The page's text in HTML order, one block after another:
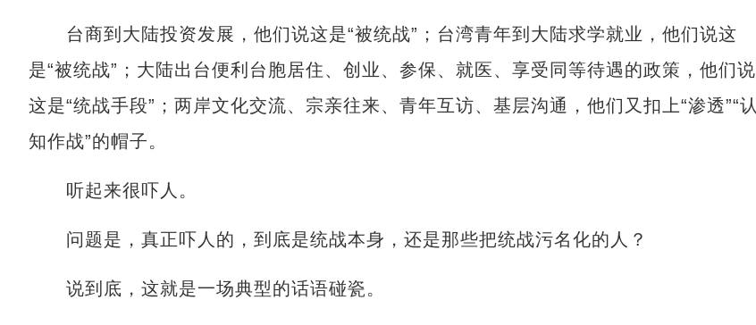
台商到大陆投资发展，他们说这是“被统战”；台湾青年到大陆求学就业，他们说这
是“被统战”；大陆出台便利台胞居住、创业、参保、就医、享受同等待遇的政策，他们说
这是“统战手段”；两岸文化交流、宗亲往来、青年互访、基层沟通，他们又扣上“渗透”“认
知作战”的帽子。
听起来很吓人。
问题是，真正吓人的，到底是统战本身，还是那些把统战污名化的人？
说到底，这就是一场典型的话语碰瓷。